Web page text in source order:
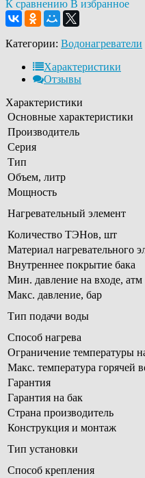
К сравнению В избранное
Категории: Водонагреватели
Характеристики
Отзывы
Характеристики
Основные характеристики
Производитель
Серия
Тип
Объем, литр
Мощность
Нагревательный элемент
Количество ТЭНов, шт
Материал нагревательного
Внутреннее покрытие бака
Мин. давление на входе, атм
Макс. давление, бар
Тип подачи воды
Способ нагрева
Ограничение температуры
Макс. температура горячей
Гарантия
Гарантия на бак
Страна производитель
Конструкция и монтаж
Тип установки
Способ крепления